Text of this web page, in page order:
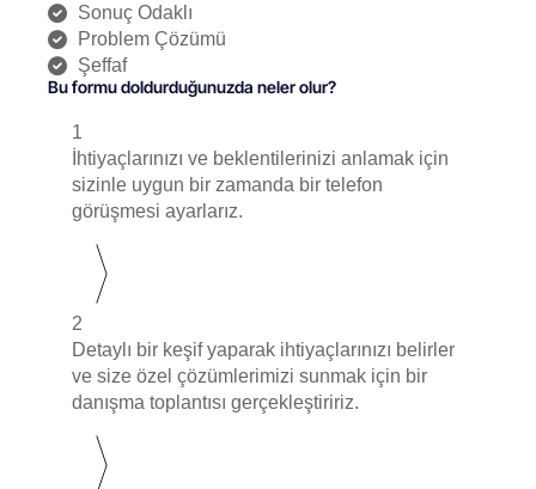
Sonuç Odaklı
Problem Çözümü
Şeffaf
Bu formu doldurduğunuzda neler olur?
1
İhtiyaçlarınızı ve beklentilerinizi anlamak için
sizinle uygun bir zamanda bir telefon
görüşmesi ayarlarız.
2
Detaylı bir keşif yaparak ihtiyaçlarınızı belirler
ve size özel çözümlerimizi sunmak için bir
danışma toplantısı gerçekleştiririz.